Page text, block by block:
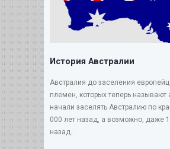
История Австралии
Австралия до заселения
племен, которых теперь называют
начали заселять Австралию по
000 лет назад, а возможно, даже
назад...